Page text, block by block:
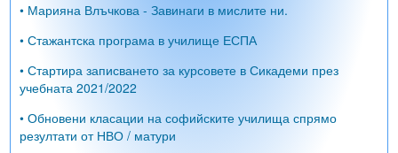
• Марияна Влъчкова - Завинаги в мислите ни.
• Стажантска програма в училище ЕСПА
• Стартира записването за курсовете в Сикадеми през
учебната 2021/2022
• Обновени класации на софийските училища спрямо
резултати от НВО / матури